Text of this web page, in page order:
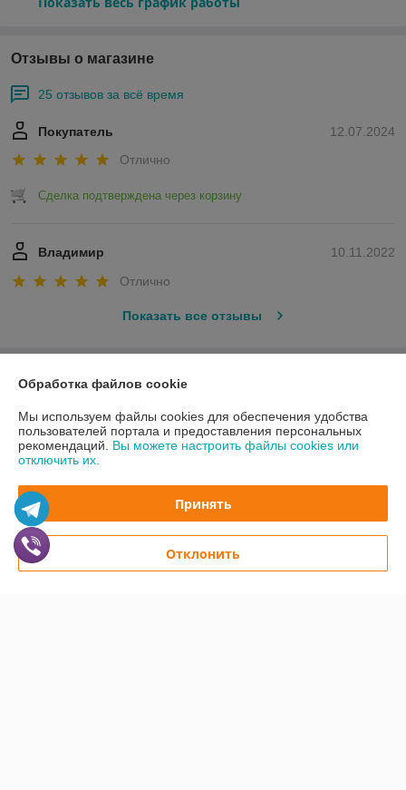
Отзывы о магазине
25 отзывов за всё время
12.07.2024
Покупатель
Отлично
Сделка подтверждена через корзину
10.11.2022
Владимир
Отлично
Показать все отзывы
О нас
Контакты
Доставка и оплата
График работы
Полная версия сайта
Обработка файлов cookie
Мы используем файлы cookies для обеспечения удобства
пользователей портала и предоставления персональных
рекомендаций. Вы можете настроить файлы cookies или
отключить их.
Принять
Отклонить